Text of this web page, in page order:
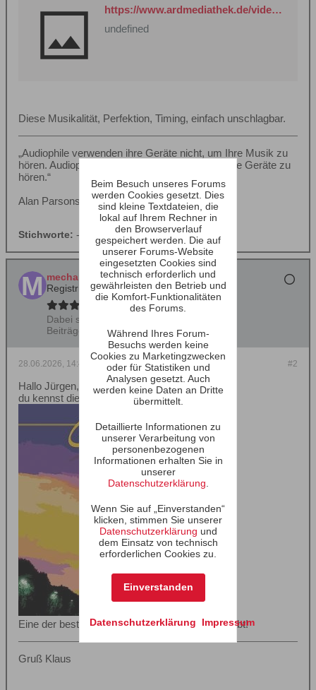
https://www.ardmediathek.de/video/supertramp-hammersmith-odeon-1975/supertramp-hammersmith-odeon-1975/arte/Y3JpZDovL2FydGUudHYvcHVibGljYXRpb24vMTMwMTU0LTAwMC1B
undefined
Diese Musikalität, Perfektion, Timing, einfach unschlagbar.
„Audiophile verwenden ihre Geräte nicht, um Ihre Musik zu
hören. Audiophile verwenden Ihre Musik, um ihre Geräte zu
hören.“
Alan Parsons
Stichworte: -
mechanic
Registrierter Benutzer
Dabei seit:
Beiträge:
2468
#2
28.06.2026, 14:41
Hallo Jürgen,
du kennst die da:
Eine der besten (Rock) Live-Scheiben, die es gibt!
Gruß Klaus
Beim Besuch unseres Forums
werden Cookies gesetzt. Dies
sind kleine Textdateien, die
lokal auf Ihrem Rechner in
den Browserverlauf
gespeichert werden. Die auf
unserer Forums-Website
eingesetzten Cookies sind
technisch erforderlich und
gewährleisten den Betrieb und
die Komfort-Funktionalitäten
des Forums.
Während Ihres Forum-
Besuchs werden keine
Cookies zu Marketingzwecken
oder für Statistiken und
Analysen gesetzt. Auch
werden keine Daten an Dritte
übermittelt.
Detaillierte Informationen zu
unserer Verarbeitung von
personenbezogenen
Informationen erhalten Sie in
unserer
Datenschutzerklärung
Wenn Sie auf „Einverstanden“
klicken, stimmen Sie unserer
Datenschutzerklärung und
dem Einsatz von technisch
erforderlichen Cookies zu.
Datenschutzerklärung Impressum
Einverstanden